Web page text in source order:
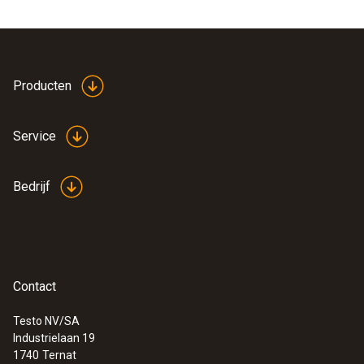
Producten
Service
Bedrijf
Contact
Testo NV/SA
Industrielaan 19
1740 Ternat